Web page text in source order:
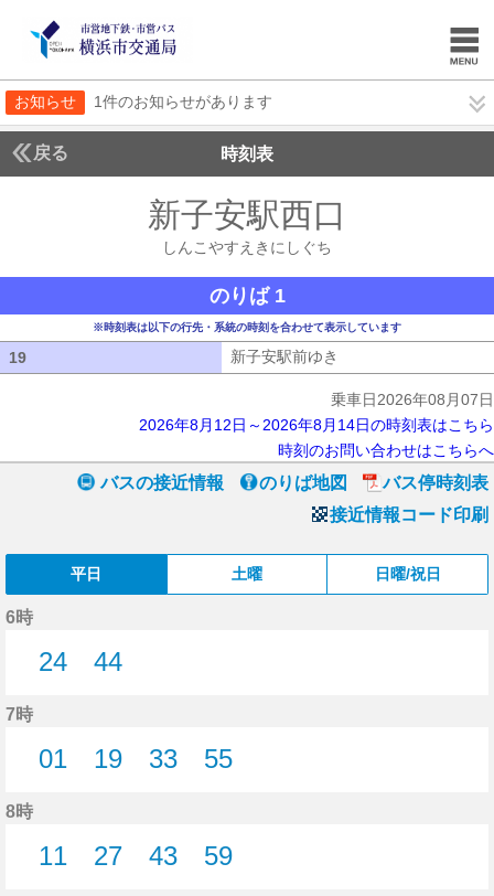
お知らせ 1件のお知らせがあります
戻る 時刻表
新子安駅西口
しんこやすえきにしぐち
のりば 1
※時刻表は以下の行先・系統の時刻を合わせて表示しています
19 新子安駅前ゆき
乗車日2026年08月07日
2026年8月12日～2026年8月14日の時刻表はこちら
時刻のお問い合わせはこちらへ
バスの接近情報 のりば地図
バス停時刻表
接近情報コード印刷
平日 土曜 日曜/祝日
6時
24
44
7時
01
19
33
55
8時
11
27
43
59